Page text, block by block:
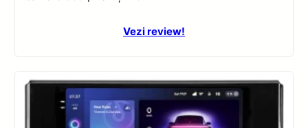
Vezi review!